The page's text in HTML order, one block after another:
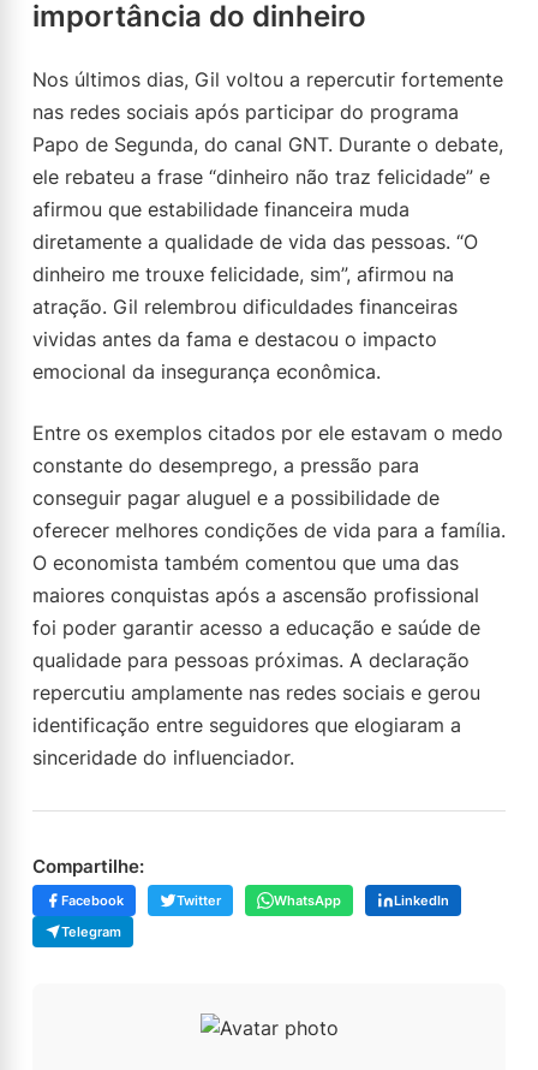
importância do dinheiro
Nos últimos dias, Gil voltou a repercutir fortemente
nas redes sociais após participar do programa
Papo de Segunda, do canal GNT. Durante o debate,
ele rebateu a frase “dinheiro não traz felicidade” e
afirmou que estabilidade financeira muda
diretamente a qualidade de vida das pessoas. “O
dinheiro me trouxe felicidade, sim”, afirmou na
atração. Gil relembrou dificuldades financeiras
vividas antes da fama e destacou o impacto
emocional da insegurança econômica.
Entre os exemplos citados por ele estavam o medo
constante do desemprego, a pressão para
conseguir pagar aluguel e a possibilidade de
oferecer melhores condições de vida para a família.
O economista também comentou que uma das
maiores conquistas após a ascensão profissional
foi poder garantir acesso a educação e saúde de
qualidade para pessoas próximas. A declaração
repercutiu amplamente nas redes sociais e gerou
identificação entre seguidores que elogiaram a
sinceridade do influenciador.
Compartilhe:
Facebook Twitter WhatsApp
LinkedIn
Telegram